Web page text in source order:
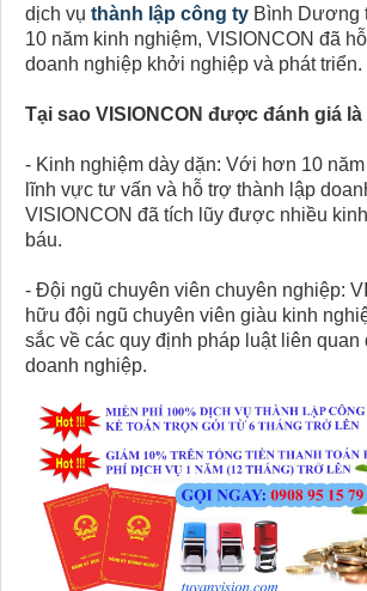
dịch vụ thành lập công ty Bình Dương
10 năm kinh nghiệm, VISIONCON đã
doanh nghiệp khởi nghiệp và phát triển.
Tại sao VISIONCON được đánh giá
- Kinh nghiệm dày dặn: Với hơn 10
lĩnh vực tư vấn và hỗ trợ thành lập
VISIONCON đã tích lũy được nhiều
báu.
- Đội ngũ chuyên viên chuyên nghiệp:
hữu đội ngũ chuyên viên giàu kinh
sắc về các quy định pháp luật liên quan
doanh nghiệp.